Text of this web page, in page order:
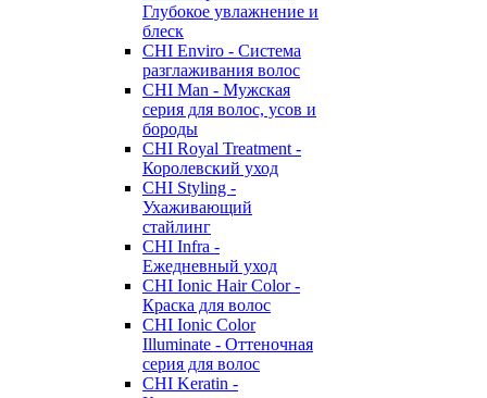
Глубокое увлажнение и
блеск
CHI Enviro - Система
разглаживания волос
CHI Man - Мужская
серия для волос, усов и
бороды
CHI Royal Treatment -
Королевский уход
CHI Styling -
Ухаживающий
стайлинг
CHI Infra -
Ежедневный уход
CHI Ionic Hair Color -
Краска для волос
CHI Ionic Color
Illuminate - Оттеночная
серия для волос
CHI Keratin -